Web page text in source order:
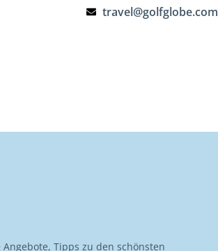
travel@golfglobe.com
Tipps zu den schönsten